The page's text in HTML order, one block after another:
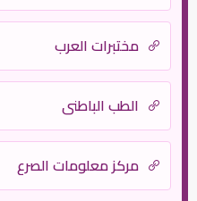
مختبرات العرب
الطب الباطني
مركز معلومات الصرع